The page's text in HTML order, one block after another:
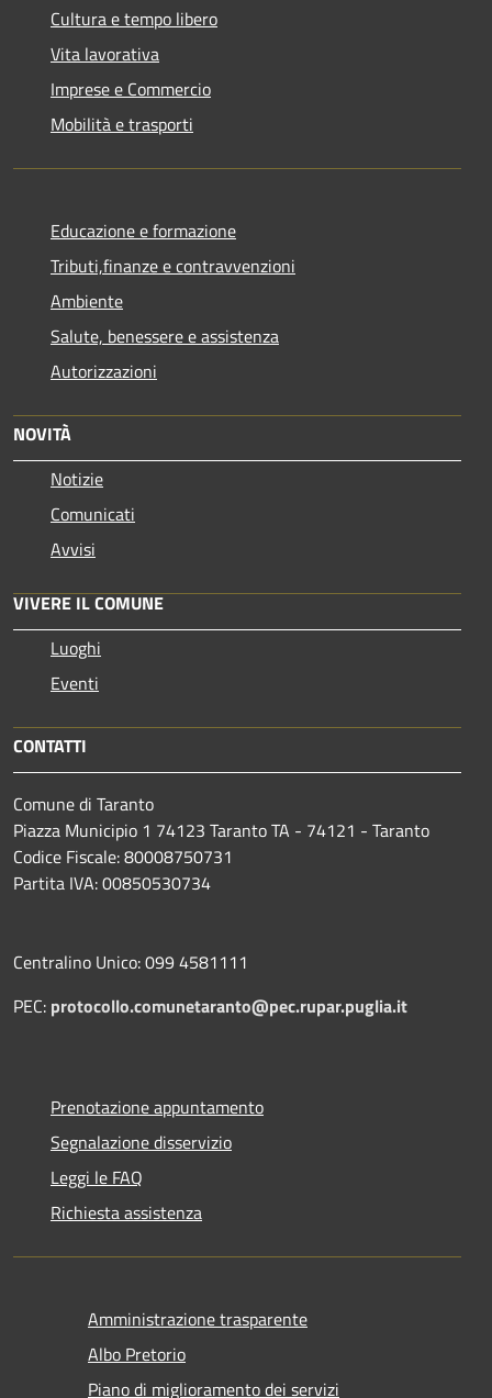
Cultura e tempo libero
Vita lavorativa
Imprese e Commercio
Mobilità e trasporti
Educazione e formazione
Tributi,finanze e contravvenzioni
Ambiente
Salute, benessere e assistenza
Autorizzazioni
NOVITÀ
Notizie
Comunicati
Avvisi
VIVERE IL COMUNE
Luoghi
Eventi
CONTATTI
Comune di Taranto
Piazza Municipio 1 74123 Taranto TA - 74121 - Taranto
Codice Fiscale: 80008750731
Partita IVA: 00850530734
Centralino Unico: 099 4581111
PEC: protocollo.comunetaranto@pec.rupar.puglia.it
Prenotazione appuntamento
Segnalazione disservizio
Leggi le FAQ
Richiesta assistenza
Amministrazione trasparente
Albo Pretorio
Piano di miglioramento dei servizi